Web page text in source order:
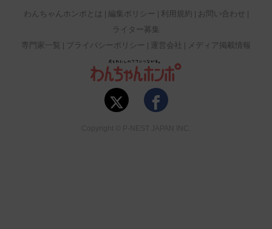
わんちゃんホンポとは 編集ポリシー 利用規約
お問い合わせ
ライター募集
専門家一覧
プライバシーポリシー 運営会社 メディア掲載情報